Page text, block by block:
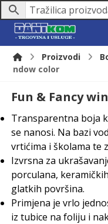
Proizvodi
ndow color
Fun & Fancy
Transparentna boja
se nanosi. Na bazi
vrtićima i školama te
Izvrsna za
porculana,
glatkih površina.
Primjena je vrlo
iz tubice na foliju i